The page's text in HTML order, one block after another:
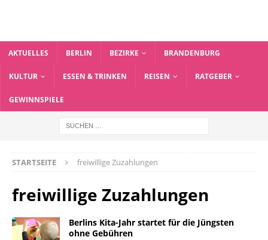
AKTUELLES BERLIN BEZIRKE BRANDENBURG
KULTUR ESSEN & TRINKEN REISEN RATGEBER
GEWINNSPIELE
STARTSEITE freiwillige Zuzahlungen
freiwillige Zuzahlungen
Berlins Kita-Jahr startet für die Jüngsten
ohne Gebühren